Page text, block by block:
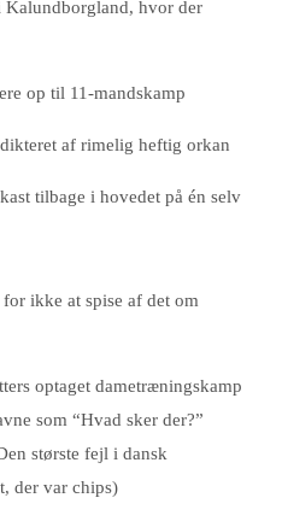
hvor der
op til 11-mandskamp
af rimelig heftig orkan
tilbage i hovedet på én selv
ikke at spise af det om
optaget dametræningskamp
som “Hvad sker der?”
største fejl i dansk
der var chips)